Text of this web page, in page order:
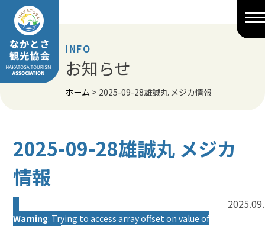
Skip
content
INFO
お知らせ
ホーム > 2025-09-28雄誠丸 メジカ情報
2025-09-28雄誠丸 メジカ
情報
Warning: Trying to access array offset on value of